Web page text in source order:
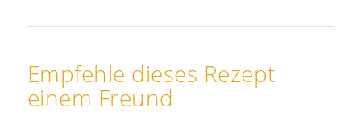
Empfehle dieses Rezept
einem Freund